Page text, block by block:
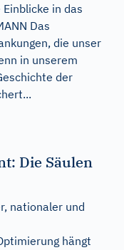
in das
Das
die unser
in unserem
der
Die Säulen
nationaler und
hängt